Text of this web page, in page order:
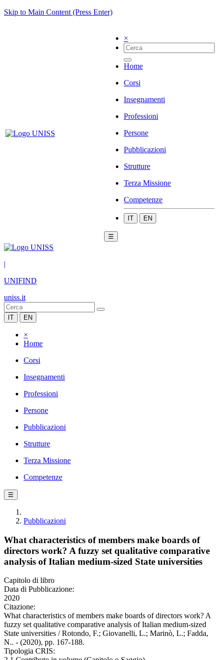
Skip to Main Content (Press Enter)
×
Home
Corsi
Insegnamenti
Professioni
Persone
Pubblicazioni
Strutture
Terza Missione
Competenze
IT EN
☰
|
UNIFIND
uniss.it
IT EN
×
Home
Corsi
Insegnamenti
Professioni
Persone
Pubblicazioni
Strutture
Terza Missione
Competenze
☰
Pubblicazioni
What characteristics of members make boards of
directors work? A fuzzy set qualitative comparative
analysis of Italian medium-sized State universities
Capitolo di libro
Data di Pubblicazione:
2020
Citazione:
What characteristics of members make boards of directors work? A
fuzzy set qualitative comparative analysis of Italian medium-sized
State universities / Rotondo, F.; Giovanelli, L.; Marinò, L.; Fadda,
N.. - (2020), pp. 167-188.
Tipologia CRIS: